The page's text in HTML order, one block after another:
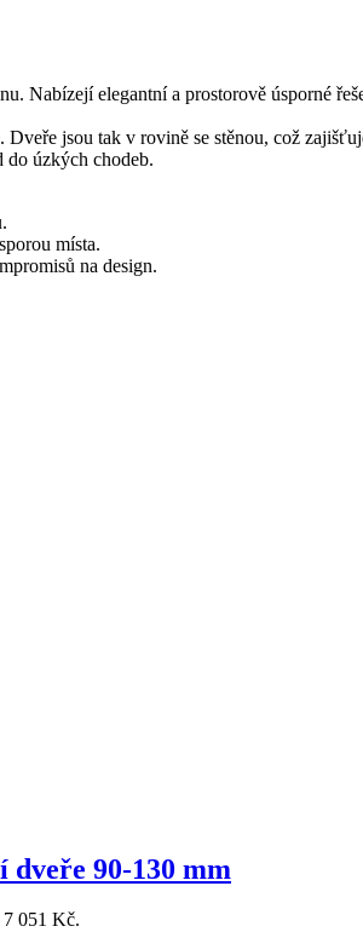
Nabízejí elegantní a prostorově úsporné
. Dveře jsou tak v rovině se stěnou, což
do úzkých chodeb.
místa.
na design.
90-130 mm
051 Kč.